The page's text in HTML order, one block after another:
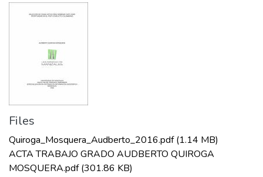
Files
Quiroga_Mosquera_Audberto_2016.pdf(1.14 MB)
ACTA TRABAJO GRADO AUDBERTO QUIROGA
MOSQUERA.pdf(301.86 KB)